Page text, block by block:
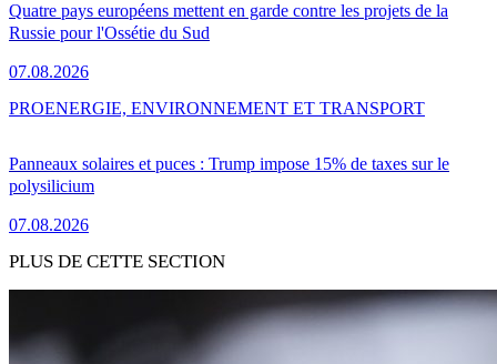
Quatre pays européens mettent en garde contre les projets de la
Russie pour l'Ossétie du Sud
07.08.2026
Panneaux solaires et puces : Trump impose 15% de taxes sur le
polysilicium
07.08.2026
PROENERGIE, ENVIRONNEMENT ET TRANSPORT
PLUS DE CETTE SECTION